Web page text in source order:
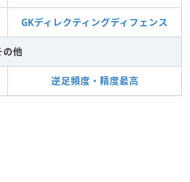
GKディレクティングディフェンス
の他
逆足頻度・精度最高